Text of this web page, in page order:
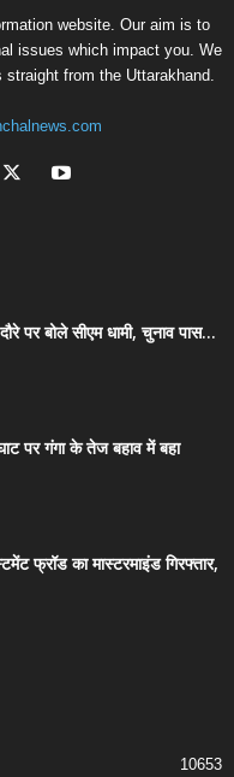
website. Our aim is to
issues which impact you. We
from the Uttarakhand.
पर बोले सीएम धामी, चुनाव पास...
पर गंगा के तेज बहाव में बहा
फ्रॉड का मास्टरमाइंड गिरफ्तार,
10653